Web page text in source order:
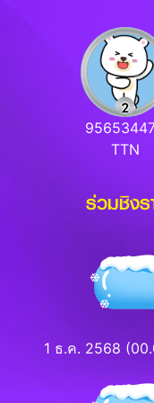
TTN
ร่วมชิงร
1 ธ.ค. 2568